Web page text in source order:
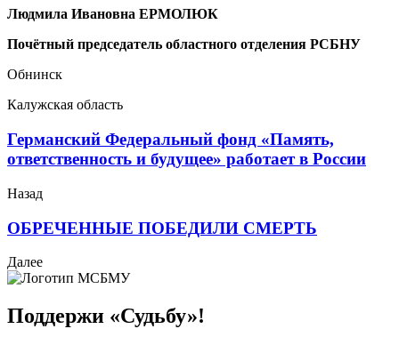
Людмила Ивановна ЕРМОЛЮК
Почётный председатель областного отделения РСБНУ
Обнинск
Калужская область
Германский Федеральный фонд «Память,
ответственность и будущее» работает в России
Назад
ОБРЕЧЕННЫЕ ПОБЕДИЛИ СМЕРТЬ
Далее
Поддержи «Судьбу»!